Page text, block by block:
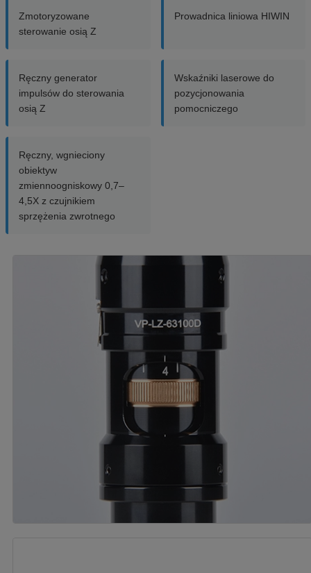
Zmotoryzowane
sterowanie osią Z
Prowadnica liniowa HIWIN
Ręczny generator
impulsów do sterowania
osią Z
Wskaźniki laserowe do
pozycjonowania
pomocniczego
Ręczny, wgnieciony
obiektyw
zmiennoogniskowy 0,7–
4,5X z czujnikiem
sprzężenia zwrotnego